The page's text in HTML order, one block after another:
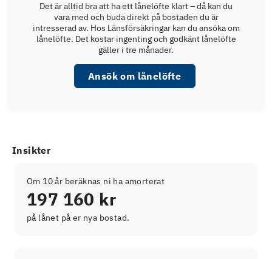
Det är alltid bra att ha ett lånelöfte klart – då kan du
vara med och buda direkt på bostaden du är
intresserad av. Hos Länsförsäkringar kan du ansöka om
lånelöfte. Det kostar ingenting och godkänt lånelöfte
gäller i tre månader.
Ansök om lånelöfte
Insikter
Om 10 år beräknas ni ha amorterat
197 160 kr
på lånet på er nya bostad.